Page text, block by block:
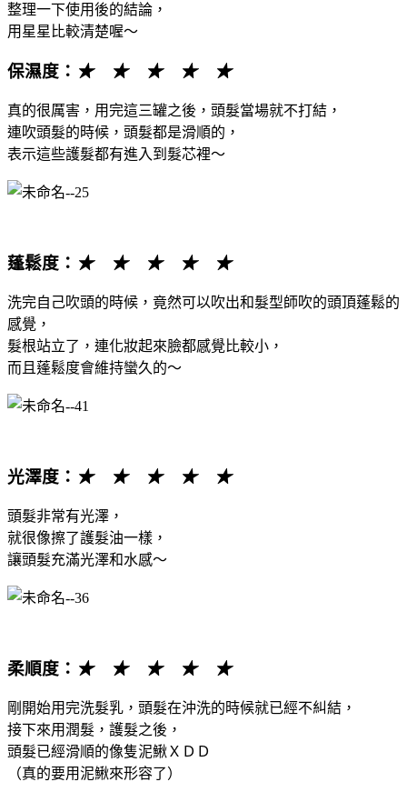
整理一下使用後的結論，
用星星比較清楚喔～
保濕度： ★ ★ ★ ★ ★
真的很厲害，用完這三罐之後，頭髮當場就不打結，
連吹頭髮的時候，頭髮都是滑順的，
表示這些護髮都有進入到髮芯裡～
蓬鬆度： ★ ★ ★ ★ ★
洗完自己吹頭的時候，竟然可以吹出和髮型師吹的頭頂蓬鬆的
感覺，
髮根站立了，連化妝起來臉都感覺比較小，
而且蓬鬆度會維持蠻久的～
光澤度 ： ★ ★ ★ ★ ★
頭髮非常有光澤，
就很像擦了護髮油一樣，
讓頭髮充滿光澤和水感～
柔順度 ： ★ ★ ★ ★ ★
剛開始用完洗髮乳，頭髮在沖洗的時候就已經不糾結，
接下來用潤髮，護髮之後，
頭髮已經滑順的像隻泥鰍ＸＤＤ
（真的要用泥鰍來形容了）